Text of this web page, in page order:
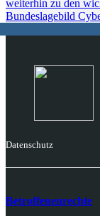
Bundeslagebild
Datenschutz
Betroffenenrechte